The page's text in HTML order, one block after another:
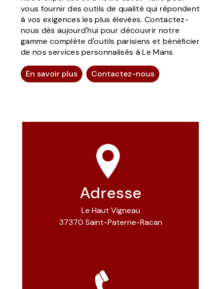
vous fournir des outils de qualité qui répondent
à vos exigences les plus élevées. Contactez-
nous dès aujourd'hui pour découvrir notre
gamme complète d'outils parisiens et bénéficier
de nos services personnalisés à Le Mans.
En savoir plus Contactez-nous
Adresse
Le Haut Vigneau
37370 Saint-Paterne-Racan